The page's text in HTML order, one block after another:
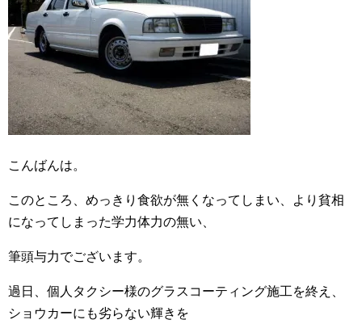
こんばんは。
このところ、めっきり食欲が無くなってしまい、より貧相
になってしまった学力体力の無い、
筆頭与力でございます。
過日、個人タクシー様のグラスコーティング施工を終え、
ショウカーにも劣らない輝きを